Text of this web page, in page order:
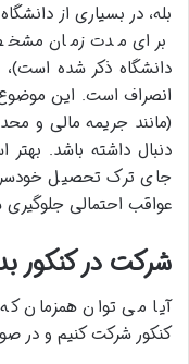
بله، در بسیاری از
برای مدت زمان
دانشگاه ذکر شده
انصراف است. این
(مانند جریمه مالی و
دنبال داشته باشد.
جای ترک تحصیل
عواقب احتمالی جلوگیری
شرکت در کنکور
آیا می توان همزمان
کنکور شرکت کنیم و در